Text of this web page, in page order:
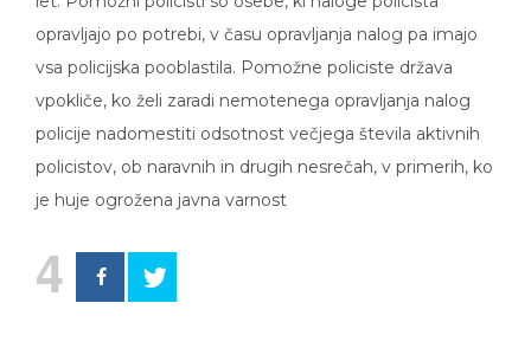
opravljajo po potrebi, v času opravljanja nalog pa imajo
vsa policijska pooblastila. Pomožne policiste država
vpokliče, ko želi zaradi nemotenega opravljanja nalog
policije nadomestiti odsotnost večjega števila aktivnih
policistov, ob naravnih in drugih nesrečah, v primerih, ko
je huje ogrožena javna varnost
4